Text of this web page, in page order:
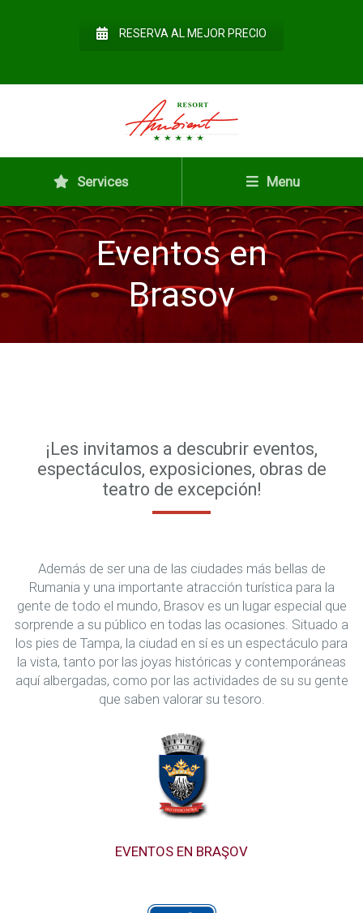
RESERVA AL MEJOR PRECIO
Services Menu
Eventos en
Brasov
¡Les invitamos a descubrir eventos,
espectáculos, exposiciones, obras de
teatro de excepción!
Además de ser una de las ciudades más bellas de
Rumania y una importante atracción turística para la
gente de todo el mundo, Brasov es un lugar especial que
sorprende a su público en todas las ocasiones. Situado a
los pies de Tampa, la ciudad en sí es un espectáculo para
la vista, tanto por las joyas históricas y contemporáneas
aquí albergadas, como por las actividades de su su gente
que saben valorar su tesoro.
EVENTOS EN BRAŞOV